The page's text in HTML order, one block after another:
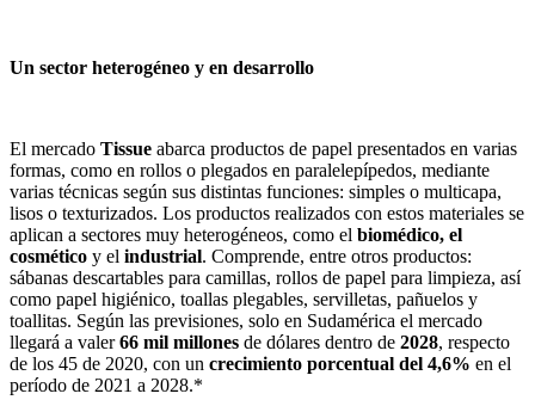
Un sector heterogéneo y en desarrollo
El mercado Tissue abarca productos de papel presentados en varias
formas, como en rollos o plegados en paralelepípedos, mediante
varias técnicas según sus distintas funciones: simples o multicapa,
lisos o texturizados. Los productos realizados con estos materiales se
aplican a sectores muy heterogéneos, como el biomédico, el
cosmético y el industrial. Comprende, entre otros productos:
sábanas descartables para camillas, rollos de papel para limpieza, así
como papel higiénico, toallas plegables, servilletas, pañuelos y
toallitas. Según las previsiones, solo en Sudamérica el mercado
llegará a valer66 mil millones de dólares dentro de 2028, respecto
de los 45 de 2020, con un crecimiento porcentual del 4,6% en el
período de 2021 a 2028.*